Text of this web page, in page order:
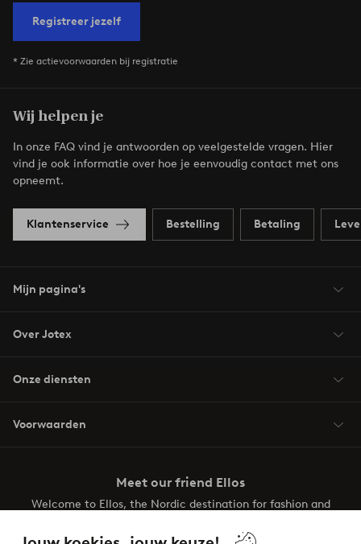
Registreer jezelf
* Zie actievoorwaarden bij registratie
Wij helpen je
In onze FAQ vind je antwoorden op veelgestelde vragen. Hier
vind je ook informatie over hoe je eenvoudig contact met ons
opneemt.
Klantenservice Bestelling Betaling
Mijn pagina's
Over Jotex
Onze diensten
Voorwaarden
Meet our friend Ellos
Welcome to Ellos, the Nordic destination for fashion and
your wardrobe. Your next inspiring look is here!